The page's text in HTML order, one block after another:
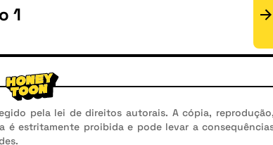
1
pela lei de direitos autorais. A cópia, reprodução,
estritamente proibida e pode levar a